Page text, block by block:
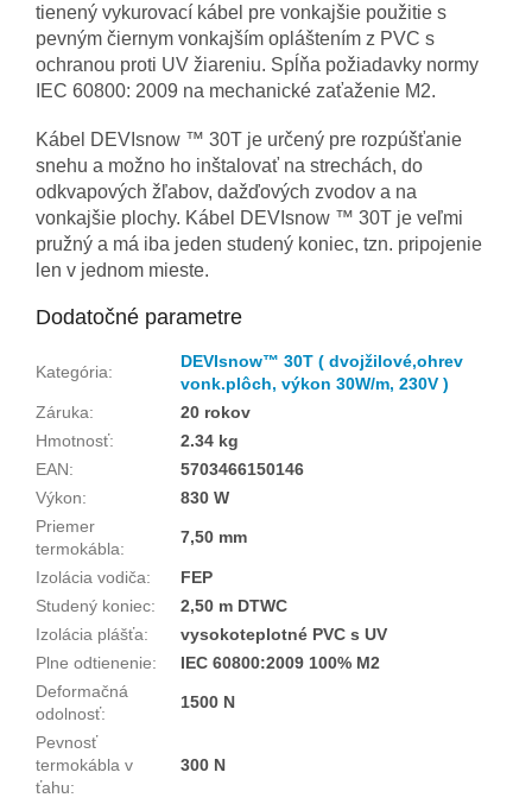
tienený vykurovací kábel pre vonkajšie použitie s
pevným čiernym vonkajším opláštením z PVC s
ochranou proti UV žiareniu. Spĺňa požiadavky normy
IEC 60800: 2009 na mechanické zaťaženie M2.
Kábel DEVIsnow ™ 30T je určený pre rozpúšťanie
snehu a možno ho inštalovať na strechách, do
odkvapových žľabov, dažďových zvodov a na
vonkajšie plochy. Kábel DEVIsnow ™ 30T je veľmi
pružný a má iba jeden studený koniec, tzn. pripojenie
len v jednom mieste.
Dodatočné parametre
Kategória:
DEVIsnow™ 30T ( dvojžilové,ohrev
vonk.plôch, výkon 30W/m, 230V )
Záruka:
20 rokov
Hmotnosť:
2.34 kg
EAN:
5703466150146
Výkon:
830 W
Priemer
termokábla:
7,50 mm
Izolácia vodiča:
FEP
Studený koniec:
2,50 m DTWC
Izolácia plášťa:
vysokoteplotné PVC s UV
Plne odtienenie:
IEC 60800:2009 100% M2
Deformačná
odolnosť:
1500 N
Pevnosť
termokábla v
ťahu:
300 N